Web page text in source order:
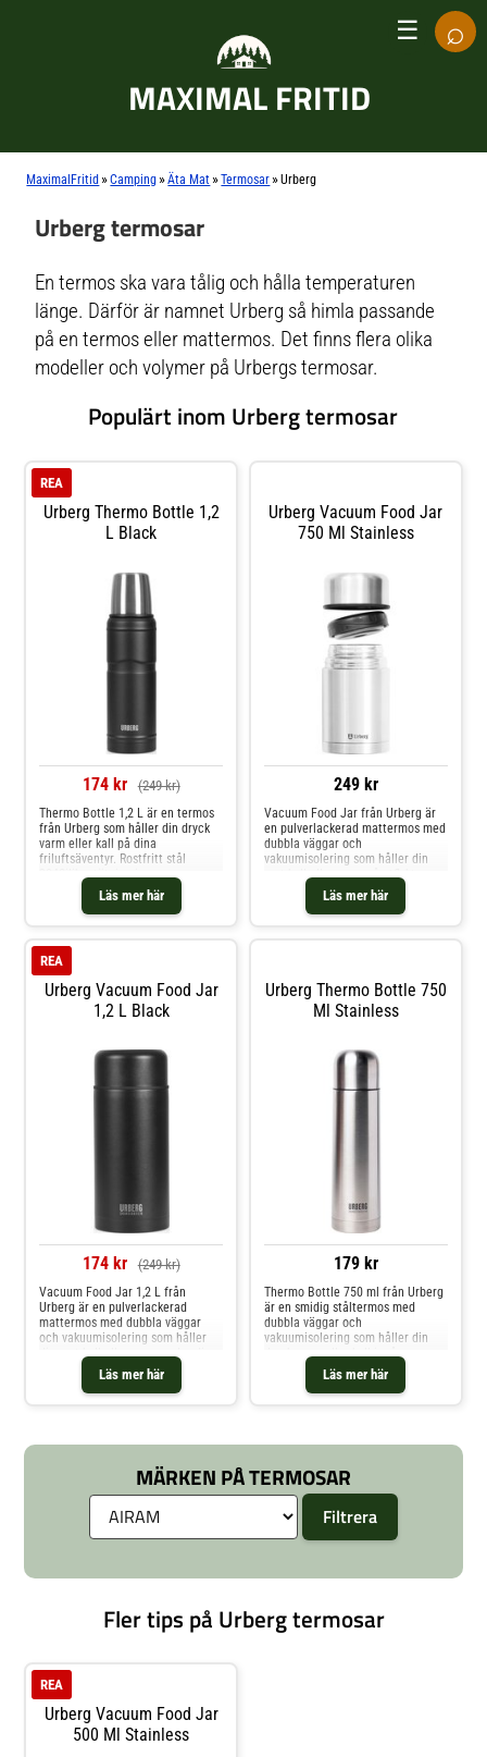
MAXIMAL FRITID
☰ ⌕
MaximalFritid »Camping »Äta Mat »Termosar »Urberg
Urberg termosar
En termos ska vara tålig och hålla temperaturen
länge. Därför är namnet Urberg så himla passande
på en termos eller mattermos. Det finns flera olika
modeller och volymer på Urbergs termosar.
Populärt inom Urberg termosar
Urberg Thermo Bottle 1,2
L Black
REA
174 kr (249 kr)
Läs mer här
Thermo Bottle 1,2 L är en termos
från Urberg som håller din dryck
varm eller kall på dina
friluftsäventyr. Rostfritt stål
304Silikontätning i
locketSkruvkork
Urberg Vacuum Food Jar
750 Ml Stainless
249 kr
Läs mer här
Vacuum Food Jar från Urberg är
en pulverlackerad mattermos med
dubbla väggar och
vakuumisolering som håller din
mat kall eller varm på utflykten
eller vandringen. Locket är tätat
med silikon för att termosen inte
ska läcka. Material: rostfritt stål
Urberg Vacuum Food Jar
1,2 L Black
REA
174 kr (249 kr)
Läs mer här
Vacuum Food Jar 1,2 L från
Urberg är en pulverlackerad
mattermos med dubbla väggar
och vakuumisolering som håller
din mat kall eller varm under dina
friluftsäventyr. Locket är tätat
med silikon för att inte läcka.
Material termos: rostfritt stål 304
Urberg Thermo Bottle 750
Ml Stainless
179 kr
Läs mer här
Thermo Bottle 750 ml från Urberg
är en smidig ståltermos med
dubbla väggar och
vakuumisolering som håller din
dryck varm eller kall i många
timmar! Öppningen är tätad med
silikon som förhindrar läckage och
locket kan användas som kopp när
temperatur efter6 timmar =
stål 304SS i både inre och yttre
väggen•Vakuumisolering•Lock i
öppningen förhindrar
läckage•OBS! Tål ej maskindisk
MÄRKEN PÅ TERMOSAR
Fler tips på Urberg termosar
Urberg Vacuum Food Jar
500 Ml Stainless
REA